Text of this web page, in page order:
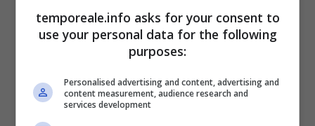
esecutivo per la rotatoria sulla
Casilina da Via Roma
temporeale.info asks for your consent to
use your personal data for the following
purposes:
Personalised advertising and content, advertising and
content measurement, audience research and
services development